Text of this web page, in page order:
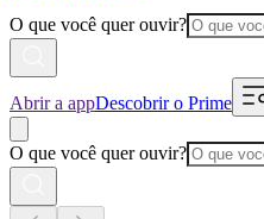
O que você quer ouvir?
Abrir a appDescobrir o Prime
O que você quer ouvir?